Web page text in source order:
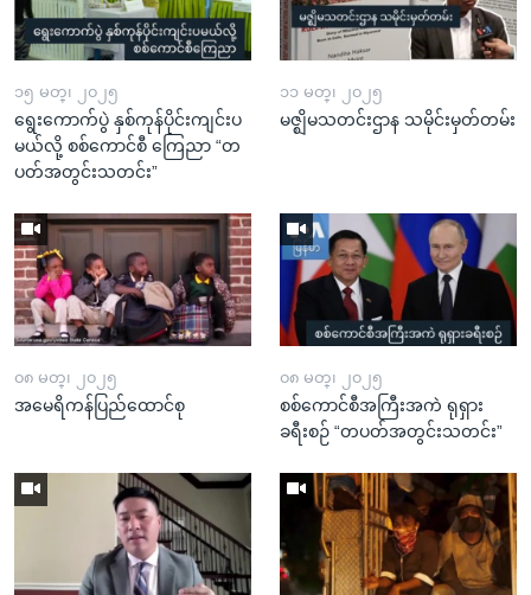
၁၅ မတ္၊ ၂၀၂၅
ရွေးကောက်ပွဲ နှစ်ကုန်ပိုင်းကျင်းပ
မယ်လို့ စစ်ကောင်စီ ကြေညာ “တ
ပတ်အတွင်းသတင်း”
၁၁ မတ္၊ ၂၀၂၅
မဇ္ဈိမသတင်းဌာန သမိုင်းမှတ်တမ်း
၀၈ မတ္၊ ၂၀၂၅
အမေရိကန်ပြည်ထောင်စု
၀၈ မတ္၊ ၂၀၂၅
စစ်ကောင်စီအကြီးအကဲ ရုရှား
ခရီးစဉ် “တပတ်အတွင်းသတင်း”